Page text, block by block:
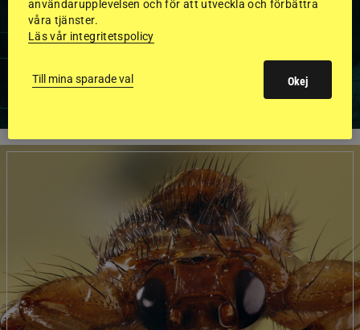
BILDER OCH FAKTA
VISA ALLA HINGSTAR
användarupplevelsen och för att utveckla och förbättra
våra tjänster.
Läs vår integritetspolicy
Till mina sparade val Okej